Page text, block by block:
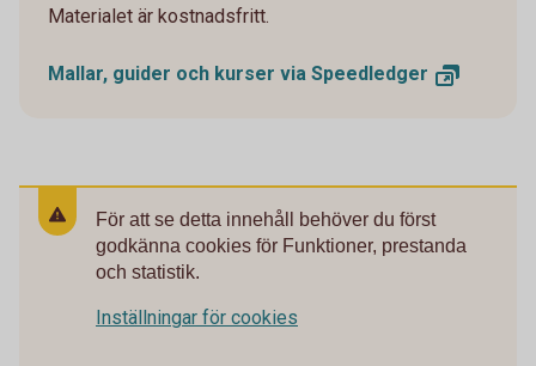
Materialet är kostnadsfritt.
Mallar, guider och kurser via Speedledger
För att se detta innehåll behöver du först
godkänna cookies för Funktioner, prestanda
och statistik.
Inställningar för cookies